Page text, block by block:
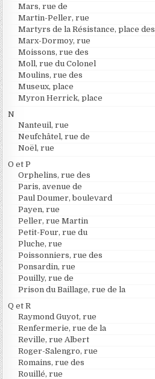
Mars, rue de
Martin-Peller, rue
Martyrs de la Résistance, place des
Marx-Dormoy, rue
Moissons, rue des
Moll, rue du Colonel
Moulins, rue des
Museux, place
Myron Herrick, place
N
Nanteuil, rue
Neufchâtel, rue de
Noël, rue
O et P
Orphelins, rue des
Paris, avenue de
Paul Doumer, boulevard
Payen, rue
Peller, rue Martin
Petit-Four, rue du
Pluche, rue
Poissonniers, rue des
Ponsardin, rue
Pouilly, rue de
Prison du Baillage, rue de la
Q et R
Raymond Guyot, rue
Renfermerie, rue de la
Reville, rue Albert
Roger-Salengro, rue
Romains, rue des
Rouillé, rue